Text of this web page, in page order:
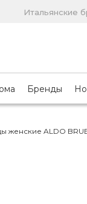
Итальянские
Бренды
женские ALDO